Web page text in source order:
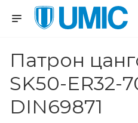
Патрон
SK50-ER32-
DIN69871